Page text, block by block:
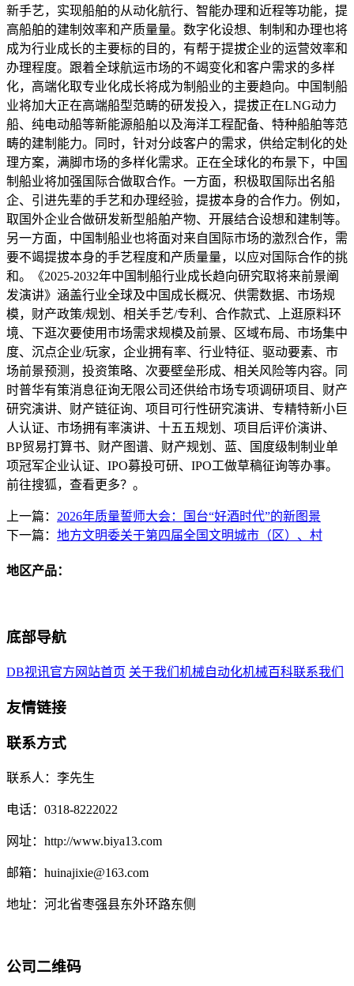
新手艺，实现船舶的从动化航行、智能办理和近程等功能，提
高船舶的建制效率和产质量量。数字化设想、制制和办理也将
成为行业成长的主要标的目的，有帮于提拔企业的运营效率和
办理程度。跟着全球航运市场的不竭变化和客户需求的多样
化，高端化取专业化成长将成为制船业的主要趋向。中国制船
业将加大正在高端船型范畴的研发投入，提拔正在LNG动力
船、纯电动船等新能源船舶以及海洋工程配备、特种船舶等范
畴的建制能力。同时，针对分歧客户的需求，供给定制化的处
理方案，满脚市场的多样化需求。正在全球化的布景下，中国
制船业将加强国际合做取合作。一方面，积极取国际出名船
企、引进先辈的手艺和办理经验，提拔本身的合作力。例如，
取国外企业合做研发新型船舶产物、开展结合设想和建制等。
另一方面，中国制船业也将面对来自国际市场的激烈合作，需
要不竭提拔本身的手艺程度和产质量量，以应对国际合作的挑
和。《2025-2032年中国制船行业成长趋向研究取将来前景阐
发演讲》涵盖行业全球及中国成长概况、供需数据、市场规
模，财产政策/规划、相关手艺/专利、合作款式、上逛原料环
境、下逛次要使用市场需求规模及前景、区域布局、市场集中
度、沉点企业/玩家，企业拥有率、行业特征、驱动要素、市
场前景预测，投资策略、次要壁垒形成、相关风险等内容。同
时普华有策消息征询无限公司还供给市场专项调研项目、财产
研究演讲、财产链征询、项目可行性研究演讲、专精特新小巨
人认证、市场拥有率演讲、十五五规划、项目后评价演讲、
BP贸易打算书、财产图谱、财产规划、蓝、国度级制制业单
项冠军企业认证、IPO募投可研、IPO工做草稿征询等办事。
前往搜狐，查看更多？。
上一篇： 2026年质量誓师大会：国台“好酒时代”的新图景
下一篇： 地方文明委关于第四届全国文明城市（区）、村
地区产品：
底部导航
DB视讯官方网站首页 关于我们 机械自动化机械百科联系我们
友情链接
联系方式
联系人：李先生
电话：0318-8222022
网址：http://www.biya13.com
邮箱：huinajixie@163.com
地址：河北省枣强县东外环路东侧
公司二维码